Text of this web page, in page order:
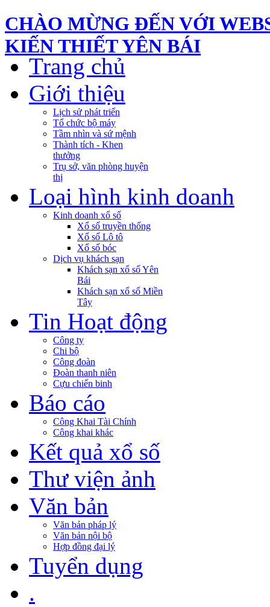
CHÀO MỪNG ĐẾN VỚI
KIẾN THIẾT YÊN BÁI
Trang chủ
Giới thiệu
Lịch sử phát triển
Tổ chức bộ máy
Tầm nhìn và sứ mệnh
Thành tích - Khen
thưởng
Trụ sở, văn phòng huyện
thị
Loại hình kinh doanh
Kinh doanh xổ số
Xổ số truyền thống
Xổ số Lô tô
Xổ số bóc
Dịch vụ khách sạn
Khách sạn xổ số Yên
Bái
Khách sạn xổ số Miền
Tây
Tin Hoạt động
Công ty
Chi bộ
Công đoàn
Đoàn thanh niên
Cựu chiến binh
Báo cáo
Công Khai Tài Chính
Công khai khác
Kết quả xổ số
Thư viện ảnh
Văn bản
Văn bản pháp lý
Văn bản nội bộ
Hợp đồng đại lý
Tuyển dụng
.